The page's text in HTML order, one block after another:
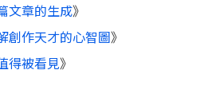
文章的生成》
創作天才的心智圖》
得被看見》